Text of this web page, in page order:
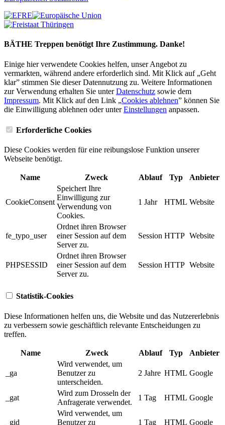
BÄTHE Treppen benötigt Ihre Zustimmung. Danke!
Einige hier verwendete Cookies helfen, unser Angebot zu
vermarkten, während andere erforderlich sind. Mit Klick auf „Geht
klar” stimmen Sie dieser Datennutzung zu. Weitere Informationen
zur Verwendung erhalten Sie unterDatenschutz sowie dem
Impressum. Mit Klick auf den Link „Cookies ablehnen” können Sie
die Einwilligung ablehnen oder unterEinstellungen anpassen.
Erforderliche Cookies
Diese Cookies werden für eine reibungslose Funktion unserer
Webseite benötigt.
Name Zweck Ablauf Typ Anbieter
CookieConsent
Speichert Ihre
Einwilligung zur
Verwendung von
Cookies.
1 Jahr HTML Website
fe_typo_user
Ordnet ihren Browser
einer Session auf dem
Server zu.
Session HTTP Website
PHPSESSID
Ordnet ihren Browser
einer Session auf dem
Server zu.
Session HTTP Website
Statistik-Cookies
Diese Informationen helfen uns, die Website und das Nutzererlebnis
zu verbessern sowie geschäftlich relevante Entscheidungen zu
treffen.
Name Zweck Ablauf Typ Anbieter
_ga
Wird verwendet, um
Benutzer zu
unterscheiden.
2 Jahre HTML Google
_gat
Wird zum Drosseln der
Anfragerate verwendet.
1 Tag HTML Google
_gid
Wird verwendet, um
Benutzer zu
1 Tag HTML Google